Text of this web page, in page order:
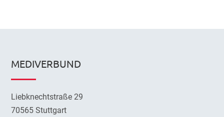
MEDIVERBUND
Liebknechtstraße 29
70565 Stuttgart